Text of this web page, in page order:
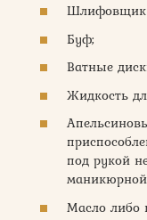
Шлифовщик
Буф;
Ватные
Жидкость
под рукой
Масло либо